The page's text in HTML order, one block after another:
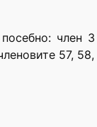
член
57,